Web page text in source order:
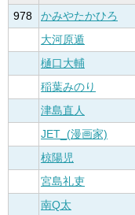
978
かみやたかひろ
大河原遁
樋口大輔
稲葉みのり
津島直人
JET_(漫画家)
椋陽児
宮島礼吏
南Q太